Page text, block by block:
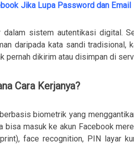
Jika Lupa Password dan Email
dalam sistem autentikasi digital.
daripada kata sandi tradisional,
pernah dikirim atau disimpan di
Cara Kerjanya?
biometrik yang
bisa masuk ke akun Facebook
face recognition, PIN layar